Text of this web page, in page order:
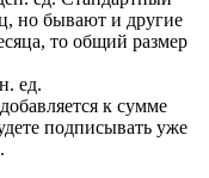
но бывают и другие
то общий размер
ед.
к сумме
подписывать уже